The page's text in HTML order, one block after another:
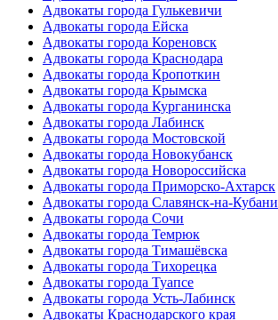
Адвокаты города Гулькевичи
Адвокаты города Ейска
Адвокаты города Кореновск
Адвокаты города Краснодара
Адвокаты города Кропоткин
Адвокаты города Крымска
Адвокаты города Курганинска
Адвокаты города Лабинск
Адвокаты города Мостовской
Адвокаты города Новокубанск
Адвокаты города Новороссийска
Адвокаты города Приморско-Ахтарск
Адвокаты города Славянск-на-Кубани
Адвокаты города Сочи
Адвокаты города Темрюк
Адвокаты города Тимашёвска
Адвокаты города Тихорецка
Адвокаты города Туапсе
Адвокаты города Усть-Лабинск
Адвокаты Краснодарского края